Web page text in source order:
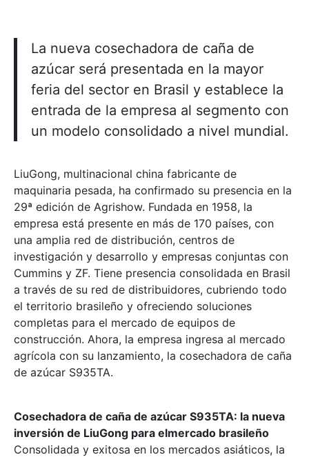
La nueva cosechadora de caña de
azúcar será presentada en la mayor
feria del sector en Brasil y establece la
entrada de la empresa al segmento con
un modelo consolidado a nivel mundial.
LiuGong, multinacional china fabricante de
maquinaria pesada, ha confirmado su presencia en la
29ª edición de Agrishow. Fundada en 1958, la
empresa está presente en más de 170 países, con
una amplia red de distribución, centros de
investigación y desarrollo y empresas conjuntas con
Cummins y ZF. Tiene presencia consolidada en Brasil
a través de su red de distribuidores, cubriendo todo
el territorio brasileño y ofreciendo soluciones
completas para el mercado de equipos de
construcción. Ahora, la empresa ingresa al mercado
agrícola con su lanzamiento, la cosechadora de caña
de azúcar S935TA.
Cosechadora de caña de azúcar S935TA: la nueva
inversión de LiuGong para elmercado brasileño
Consolidada y exitosa en los mercados asiáticos, la